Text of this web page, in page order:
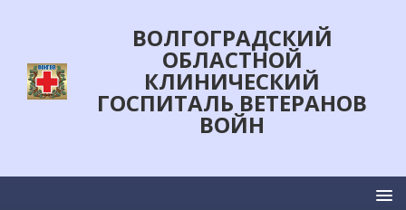
ВОЛГОГРАДСКИЙ
ОБЛАСТНОЙ
КЛИНИЧЕСКИЙ
ГОСПИТАЛЬ ВЕТЕРАНОВ
ВОЙН